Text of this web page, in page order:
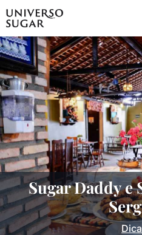
Sugar Daddy e